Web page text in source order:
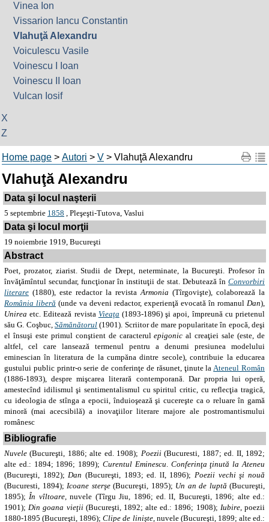
Vinea Ion
Vissarion Iancu Constantin
Vlahuţă Alexandru
Voiculescu Vasile
Voinescu I Ioan
Voinescu II Ioan
Vulcan Iosif
X
Z
Home page > Autori > V > Vlahuţă Alexandru
Vlahuţă Alexandru
Data şi locul naşterii
5 septembrie 1858 , Pleşeşti-Tutova, Vaslui
Data şi locul morţii
19 noiembrie 1919, Bucureşti
Abstract
Poet, prozator, ziarist. Studii de Drept, neterminate, la Bucureşti. Profesor în
învăţămîntul secundar, funcţionar în instituţii de stat. Debutează în Convorbiri
literare (1880), este redactor la revistaArmonia (Tîrgovişte), colaborează la
România liberă (unde va deveni redactor, experienţă evocată în romanul Dan),
Unirea etc. Editează revista Vieaţa (1893-1896) şi apoi, împreună cu prietenul
său G. Coşbuc,Sămănătorul (1901). Scriitor de mare popularitate în epocă, deşi
el însuşi este primul conştient de caracterulepigonic al creaţiei sale (este, de
altfel, cel care lansează termenul pentru a denumi presiunea modelului
eminescian în literatura de la cumpăna dintre secole), contribuie la educarea
gustului public printr-o serie de conferinţe de răsunet, ţinute laAteneul Român
(1886-1893), despre mişcarea literară contemporană. Dar propria lui operă,
amestecînd idilismul şi sentimentalismul cu spiritul critic, cu reflecţia tragică,
cu ideologia de stînga a epocii, înduioşează şi cucereşte ca o reluare în gamă
minoră (mai acecsibilă) a inovaţiilor literare majore ale postromantismului
românesc
Bibliografie
Nuvele (Bucureşti, 1886; alte ed. 1908); Poezii(Bucuresti, 1887; ed. II, 1892;
alte ed.: 1894; 1896; 1899);Curentul Eminescu. Conferinţa ţinută la Ateneu
(Bucureşti, 1892);Dan (Bucureşti, 1893; ed. lI, 1896);Poezii vechi şi nouă
(Bucuresti, 1894); Icoane sterşe(Bucureşti, 1895); Un an de luptă (Bucureşti,
1895);În vîltoare, nuvele (Tîrgu Jiu, 1896; ed. lI, Bucureşti, 1896; alte ed.:
1901);Din goana vieţii(Bucureşti, 1892; alte ed.: 1896; 1908); Iubire, poezii
1880-1895 (Bucureşti, 1896);Clipe de linişte, nuvele (Bucureşti, 1899; alte ed.: